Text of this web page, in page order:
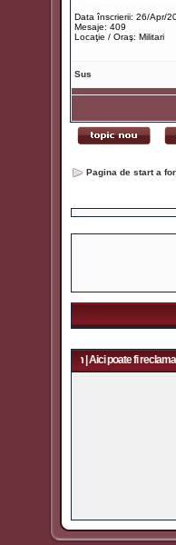
Data înscrierii: 26/Apr/
Mesaje: 409
Locaţie / Oraş: Militari
Sus
Pagina de start a
| Aici poate fi reclama